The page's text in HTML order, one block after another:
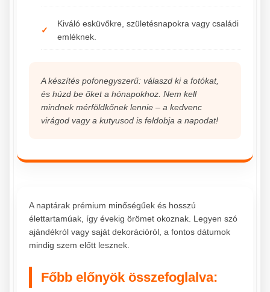
Kiváló esküvőkre, születésnapokra vagy családi
emléknek.
A készítés pofonegyszerű: válaszd ki a fotókat,
és húzd be őket a hónapokhoz. Nem kell
mindnek mérföldkőnek lennie – a kedvenc
virágod vagy a kutyusod is feldobja a napodat!
A naptárak prémium minőségűek és hosszú
élettartamúak, így évekig örömet okoznak. Legyen szó
ajándékról vagy saját dekorációról, a fontos dátumok
mindig szem előtt lesznek.
Főbb előnyök összefoglalva: